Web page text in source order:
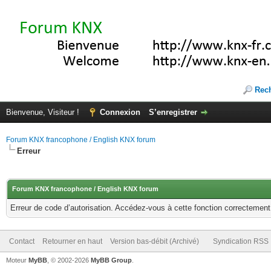
Bienvenue, Visiteur ! Connexion S’enregistrer
Forum KNX francophone / English KNX forum
Erreur
Forum KNX francophone / English KNX forum
Erreur de code d’autorisation. Accédez-vous à cette fonction
Contact Retourner en haut Version bas-débit (Archivé) Syndication RSS
Moteur MyBB , © 2002-2026 MyBB Group